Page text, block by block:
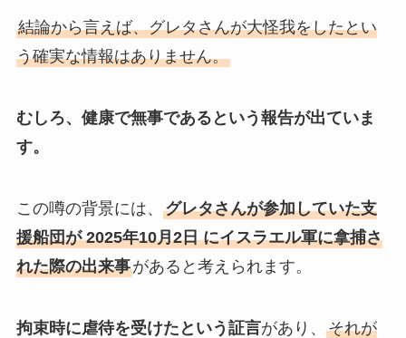
結論から言えば、グレタさんが大怪我をしたとい
う確実な情報はありません。
むしろ、健康で無事であるという報告が出ていま
す。
この噂の背景には、 グレタさんが参加していた支
援船団が 2025年10月2日 にイスラエル軍に拿捕さ
れた際の出来事があると考えられます。
拘束時に虐待を受けたという証言があり、 それが